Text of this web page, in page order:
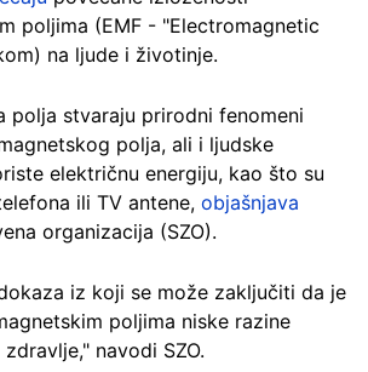
poljima (EMF - "Electromagnetic
na ljude i životinje.
polja stvaraju prirodni fenomeni
polja, ali i ljudske
električnu energiju, kao što su
ili TV antene, objašnjava
organizacija (SZO).
iz koji se može zaključiti da je
poljima niske razine
navodi SZO.